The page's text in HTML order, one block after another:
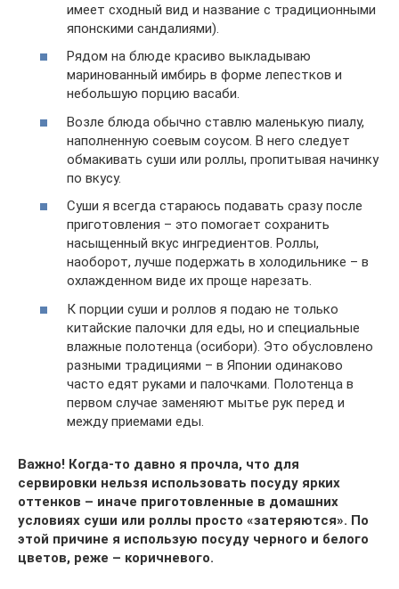
имеет сходный вид и название с традиционными
японскими сандалиями).
Рядом на блюде красиво выкладываю
маринованный имбирь в форме лепестков и
небольшую порцию васаби.
Возле блюда обычно ставлю маленькую пиалу,
наполненную соевым соусом. В него следует
обмакивать суши или роллы, пропитывая начинку
по вкусу.
Суши я всегда стараюсь подавать сразу после
приготовления – это помогает сохранить
насыщенный вкус ингредиентов. Роллы,
наоборот, лучше подержать в холодильнике – в
охлажденном виде их проще нарезать.
К порции суши и роллов я подаю не только
китайские палочки для еды, но и специальные
влажные полотенца (осибори). Это обусловлено
разными традициями – в Японии одинаково
часто едят руками и палочками. Полотенца в
первом случае заменяют мытье рук перед и
между приемами еды.
Важно! Когда-то давно я прочла, что для
сервировки нельзя использовать посуду ярких
оттенков – иначе приготовленные в домашних
условиях суши или роллы просто «затеряются». По
этой причине я использую посуду черного и белого
цветов, реже – коричневого.